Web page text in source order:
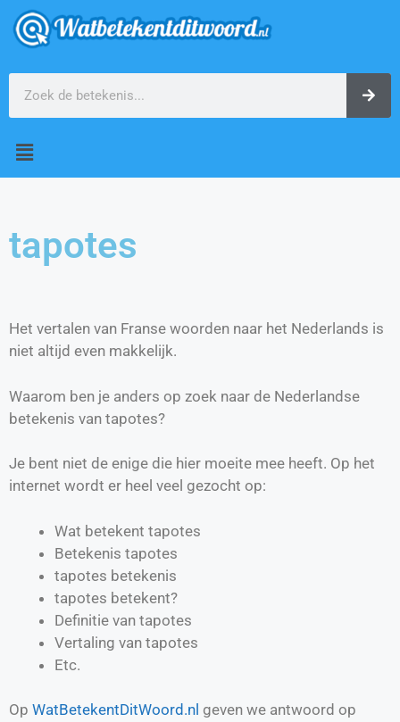
tapotes
Het vertalen van Franse woorden naar het Nederlands is
niet altijd even makkelijk.
Waarom ben je anders op zoek naar de Nederlandse
betekenis van tapotes?
Je bent niet de enige die hier moeite mee heeft. Op het
internet wordt er heel veel gezocht op:
Wat betekent tapotes
Betekenis tapotes
tapotes betekenis
tapotes betekent?
Definitie van tapotes
Vertaling van tapotes
Etc.
Op WatBetekentDitWoord.nl geven we antwoord op